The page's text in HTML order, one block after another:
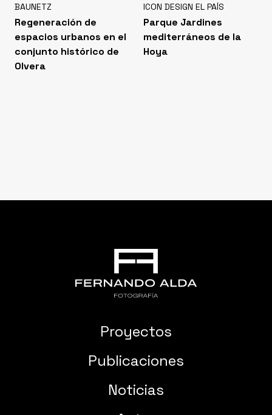
BAUNETZ
Regeneración de
espacios urbanos en el
conjunto histórico de
Olvera
ICON DESIGN EL PAÍS
Parque Jardines
mediterráneos de la
Hoya
Proyectos
Publicaciones
Noticias